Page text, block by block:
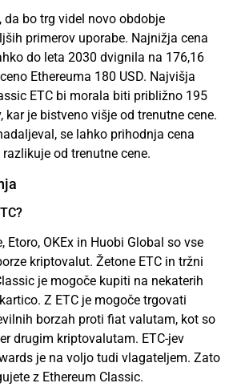
da bo trg videl novo obdobje
primerov uporabe. Najnižja cena
do leta 2030 dvignila na 176,16
Ethereuma 180 USD. Najvišja
ETC bi morala biti približno 195
kar je bistveno višje od trenutne cene.
se lahko prihodnja cena
od trenutne cene.
Etoro, OKEx in Huobi Global so vse
kriptovalut. Žetone ETC in tržni
je mogoče kupiti na nekaterih
Z ETC je mogoče trgovati
borzah proti fiat valutam, kot so
drugim kriptovalutam. ETC-jev
je na voljo tudi vlagateljem. Zato
z Ethereum Classic.